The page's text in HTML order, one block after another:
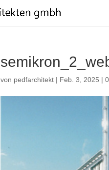
von pedfarchitekt | Feb. 3, 2025 |